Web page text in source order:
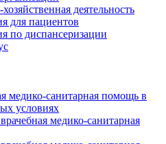
деятельность
для пациентов
по диспансеризации
медико-санитарная помощь в
условиях
медико-санитарная